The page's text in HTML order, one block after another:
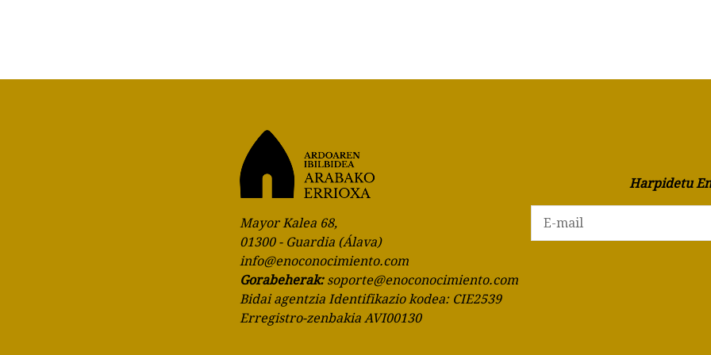
Mayor Kalea 68,
01300 - Guardia (Álava)
info@enoconocimiento.com
Gorabeherak: soporte@enoconocimiento.com
Bidai agentzia Identifikazio kodea: CIE2539
Erregistro-zenbakia AVI00130
Harpidetu